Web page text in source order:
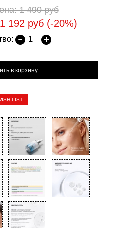
1 490руб
192 руб (-20%)
LIST